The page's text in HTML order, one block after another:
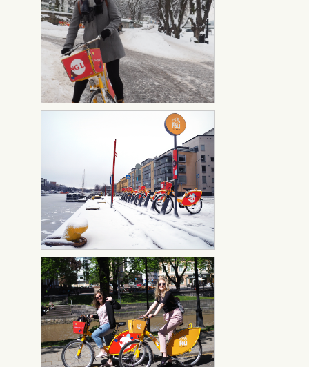
Föllärit talvi 3
kuvannut
Föllärit_talvi 3_kuvannut
Katariina Salokannel
Föllärit talvi asema
kuvannut
Föllärit talvi.asema kuvannut
Samu Valleala
Föllärit kuvannut Föllärit kuvannut Anna Lilja